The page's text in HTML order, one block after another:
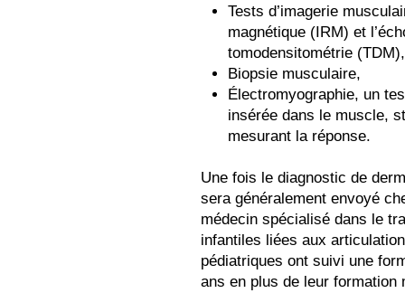
Tests d’imagerie
magnétique (IRM) et
tomodensitométrie (TDM),
Biopsie musculaire,
Électromyographie, un
insérée dans le muscle,
mesurant la réponse.
Une fois le diagnostic de
sera généralement envoyé
médecin spécialisé dans le
infantiles liées aux
pédiatriques ont suivi une
ans en plus de leur